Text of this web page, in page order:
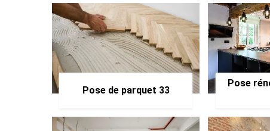
Pose de parquet 33
Pose